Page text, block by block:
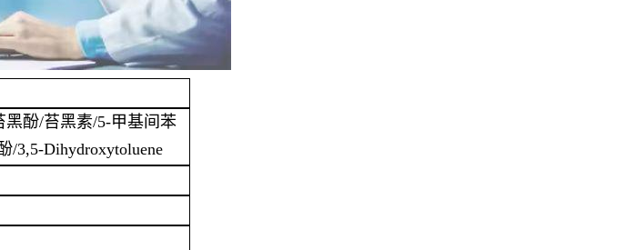
黑酚/苔黑素/5-甲基间苯
/3,5-Dihydroxytoluene